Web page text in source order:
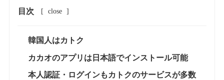
目次 [ close ]
韓国人はカトク
カカオのアプリは日本語でインストール可能
本人認証・ログインもカトクのサービスが多数